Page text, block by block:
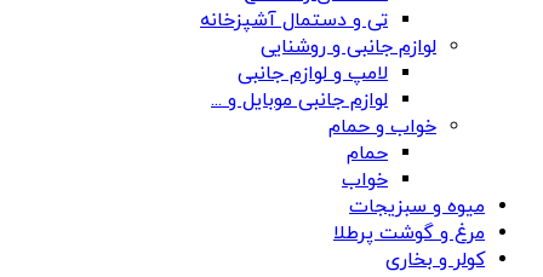
تی و دستمال آشپزخانه
لوازم جانبی و روشنایی
لامپ و لوازم جانبی
لوازم جانبی موبایل و ...
خواب و حمام
حمام
خواب
میوه و سبزیجات
مرغ و گوشت پرطلا
کولر و بخاری